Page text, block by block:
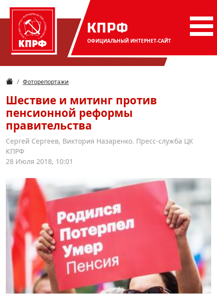
КПРФ
ОФИЦИАЛЬНЫЙ ИНТЕРНЕТ-САЙТ
Фоторепортажи
Шествие и митинг против
пенсионной реформы
правительства
Сергей Сергеев, Виктория Назаренко. Пресс-служба ЦК
КПРФ
28 Июля 2018, 10:01